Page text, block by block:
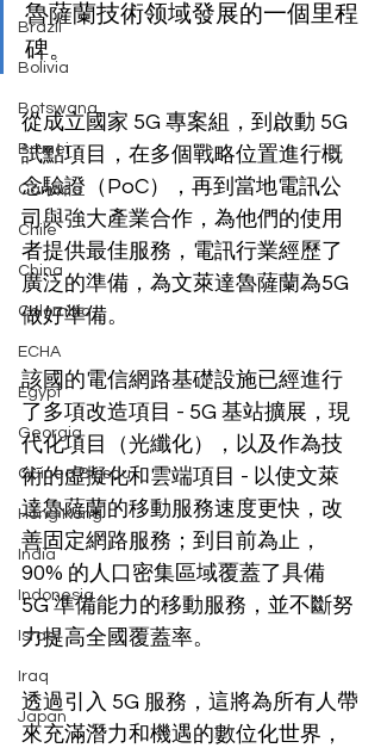
Brazil
Bolivia
Botswana
Brunei
Canada
Chile
China
Colombia
ECHA
Egypt
Georgia
Guinea Bissau
Hong Kong
India
Indonesia
Israel
Iraq
Japan
魯薩蘭技術领域發展的一個里程
碑。
從成立國家 5G 專案組，到啟動 5G
試點項目，在多個戰略位置進行概
念驗證（PoC），再到當地電訊公
司與強大產業合作，為他們的使用
者提供最佳服務，電訊行業經歷了
廣泛的準備，為文萊達魯薩蘭為5G
做好準備。
該國的電信網路基礎設施已經進行
了多項改造項目 - 5G 基站擴展，現
代化項目（光纖化），以及作為技
術的虛擬化和雲端項目 - 以使文萊
達魯薩蘭的移動服務速度更快，改
善固定網路服務；到目前為止，
90% 的人口密集區域覆蓋了具備
5G 準備能力的移動服務，並不斷努
力提高全國覆蓋率。
透過引入 5G 服務，這將為所有人帶
來充滿潛力和機遇的數位化世界，